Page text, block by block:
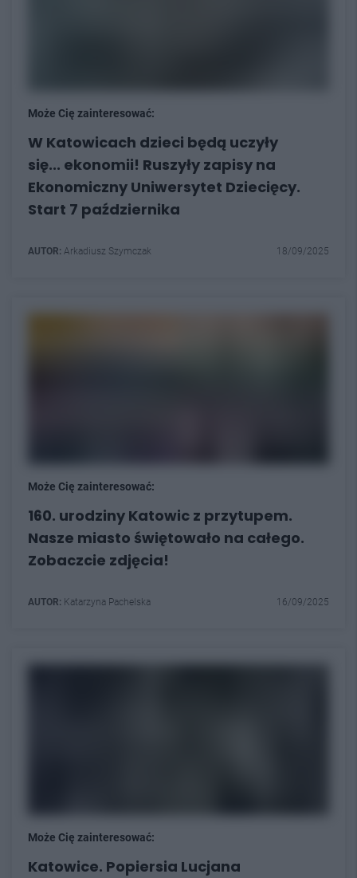
Może Cię zainteresować:
W Katowicach dzieci będą uczyły
się... ekonomii! Ruszyły zapisy na
Ekonomiczny Uniwersytet Dziecięcy.
Start 7 października
AUTOR: Arkadiusz Szymczak 18/09/2025
Może Cię zainteresować:
160. urodziny Katowic z przytupem.
Nasze miasto świętowało na całego.
Zobaczcie zdjęcia!
AUTOR: Katarzyna Pachelska 16/09/2025
Może Cię zainteresować:
Katowice. Popiersia Lucjana